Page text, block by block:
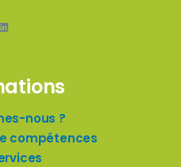
LinkedIn
nous ?
compétences